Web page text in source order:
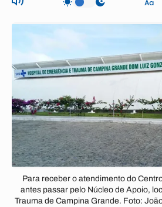
Para receber o atendimento do
antes passar pelo Núcleo de Apoio,
Trauma de Campina Grande. Foto: